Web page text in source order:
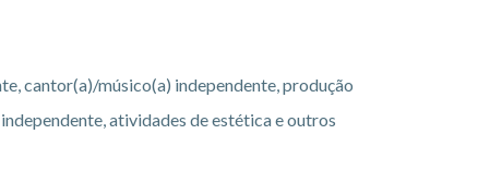
cantor(a)/músico(a) independente, produção
atividades de estética e outros